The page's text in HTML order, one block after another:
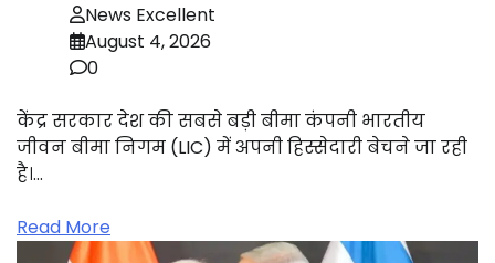
News Excellent
August 4, 2026
0
केंद्र सरकार देश की सबसे बड़ी बीमा कंपनी भारतीय
जीवन बीमा निगम (LIC) में अपनी हिस्सेदारी बेचने जा रही
है।…
Read More